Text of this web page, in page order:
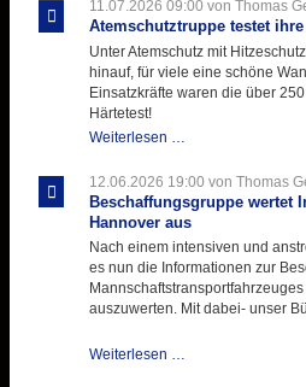
der
11.07.2026 09:00 von Thomas
Atemschutztruppe testet
Unter Atemschutz mit
hinauf, für viele eine schöne
Einsatzkräfte waren die über
Härtetest!
Weiterlesen …
ihre
Hitzebelastung
12.06.2026 19:00 von Thomas
Beschaffungsgruppe wertet
Hannover aus
Nach einem intensiven und
es nun die Informationen zur
auszuwerten. Mit dabei- unser
Weiterlesen …